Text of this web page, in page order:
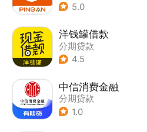
5.0
洋钱罐借款
分期贷款
4.5
中信消费金融
分期贷款
1.0